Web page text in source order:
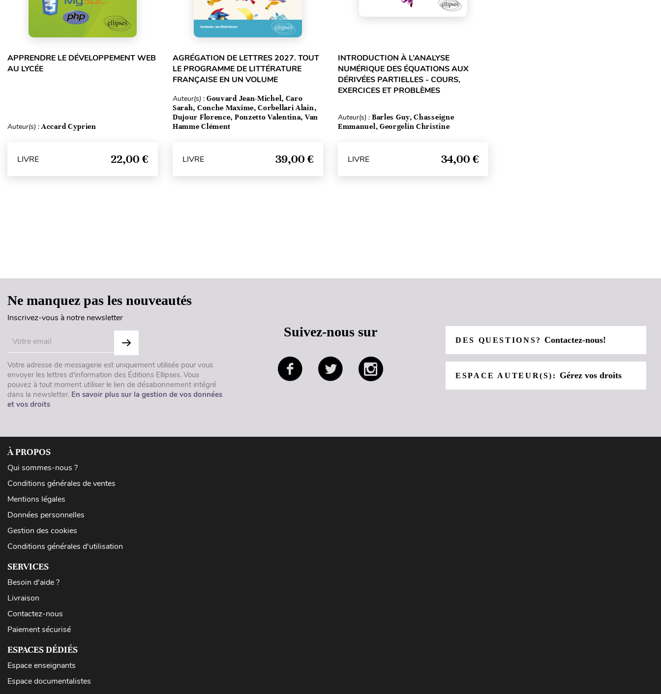
APPRENDRE LE DÉVELOPPEMENT WEB
AU LYCÉE
Auteur(s) :Accard Cyprien
LIVRE 22,00 €
AGRÉGATION DE LETTRES 2027. TOUT
LE PROGRAMME DE LITTÉRATURE
FRANÇAISE EN UN VOLUME
Auteur(s) : Gouvard Jean-Michel, Caro
Sarah, Conche Maxime, Corbellari Alain,
Dujour Florence, Ponzetto Valentina, Van
Hamme Clément
LIVRE 39,00 €
INTRODUCTION À L’ANALYSE
NUMÉRIQUE DES ÉQUATIONS AUX
DÉRIVÉES PARTIELLES - COURS,
EXERCICES ET PROBLÈMES
Auteur(s) : Barles Guy, Chasseigne
Emmanuel, Georgelin Christine
LIVRE 34,00 €
Ne manquez pas les nouveautés
Inscrivez-vous à notre newsletter
Votre adresse de messagerie est uniquement utilisée pour vous
envoyer les lettres d'information des Éditions Ellipses. Vous
pouvez à tout moment utiliser le lien de désabonnement intégré
dans la newsletter. En savoir plus sur la gestion de vos données
et vos droits
Suivez-nous sur
DES QUESTIONS?Contactez-nous!
ESPACE AUTEUR(S): Gérez vos droits
À PROPOS
Qui sommes-nous ?
Conditions générales de ventes
Mentions légales
Données personnelles
Gestion des cookies
Conditions générales d'utilisation
SERVICES
Besoin d'aide ?
Livraison
Contactez-nous
Paiement sécurisé
ESPACES DÉDIÉS
Espace enseignants
Espace documentalistes